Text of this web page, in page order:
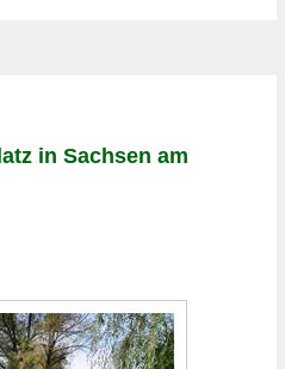
in Sachsen am